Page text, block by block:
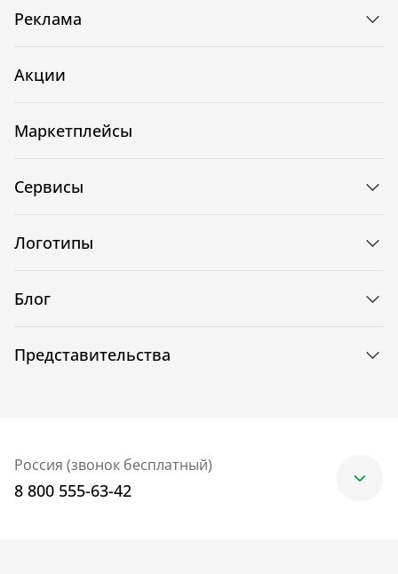
Реклама
Акции
Маркетплейсы
Сервисы
Логотипы
Блог
Представительства
Россия (звонок бесплатный)
8 800 555-63-42